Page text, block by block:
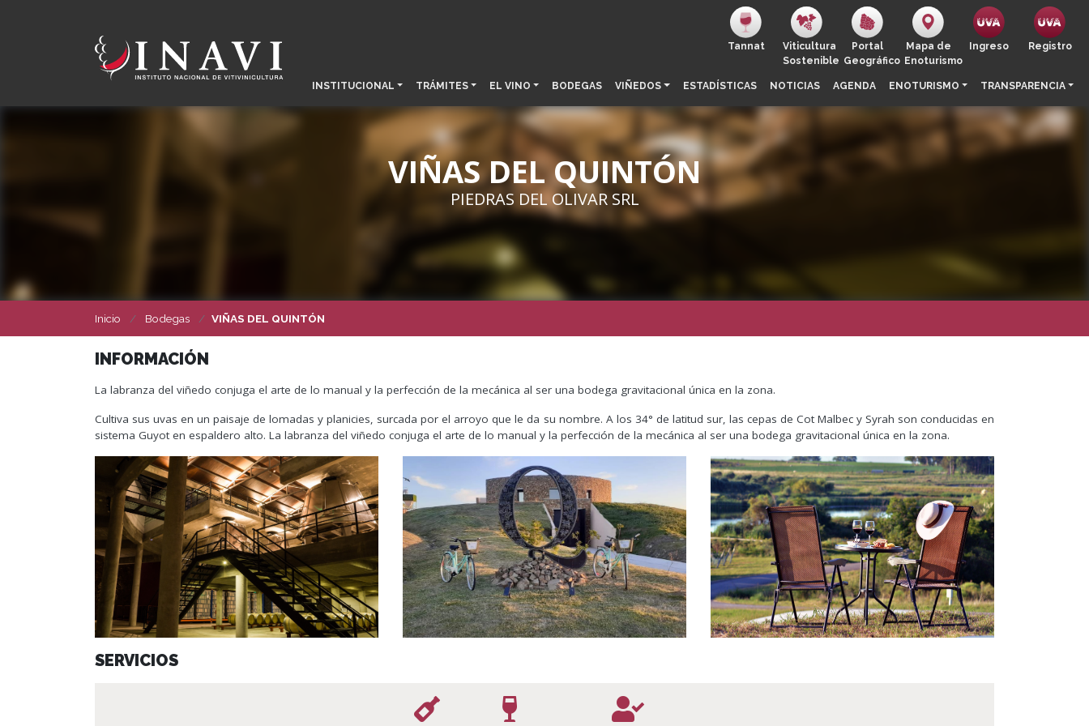
Tannat
Viticultura
Sostenible
Portal
Geográfico
Mapa de
Enoturismo
Ingreso Registro
INSTITUCIONAL TRÁMITES EL VINO BODEGAS VIÑEDOS ESTADÍSTICAS NOTICIAS AGENDA ENOTURISMO TRANSPARENCIA
VIÑAS DEL QUINTÓN
PIEDRAS DEL OLIVAR SRL
Inicio Bodegas VIÑAS DEL QUINTÓN
INFORMACIÓN
La labranza del viñedo conjuga el arte de lo manual y la perfección de la mecánica al ser una bodega gravitacional única en la zona.
Cultiva sus uvas en un paisaje de lomadas y planicies, surcada por el arroyo que le da su nombre. A los 34° de latitud sur, las cepas de Cot Malbec y Syrah son conducidas en
sistema Guyot en espaldero alto. La labranza del viñedo conjuga el arte de lo manual y la perfección de la mecánica al ser una bodega gravitacional única en la zona.
SERVICIOS